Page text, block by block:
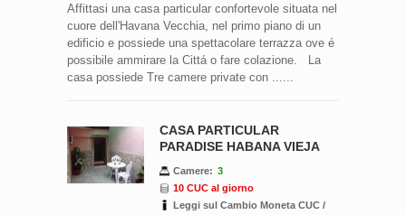
Affittasi una casa particular confortevole situata nel
cuore dell'Havana Vecchia, nel primo piano di un
edificio e possiede una spettacolare terrazza ove é
possibile ammirare la Cittá o fare colazione. La
casa possiede Tre camere private con ......
CASA PARTICULAR
PARADISE HABANA VIEJA
Camere: 3
10 CUC al giorno
Leggi sul Cambio Moneta CUC /